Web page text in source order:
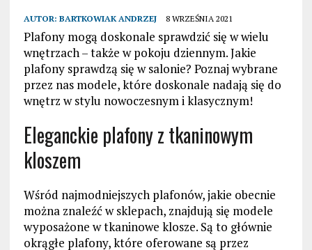
AUTOR: BARTKOWIAK ANDRZEJ 8 WRZEŚNIA 2021
Plafony mogą doskonale sprawdzić się w wielu
wnętrzach – także w pokoju dziennym. Jakie
plafony sprawdzą się w salonie? Poznaj wybrane
przez nas modele, które doskonale nadają się do
wnętrz w stylu nowoczesnym i klasycznym!
Eleganckie plafony z tkaninowym
kloszem
Wśród najmodniejszych plafonów, jakie obecnie
można znaleźć w sklepach, znajdują się modele
wyposażone w tkaninowe klosze. Są to głównie
okrągłe plafony, które oferowane są przez